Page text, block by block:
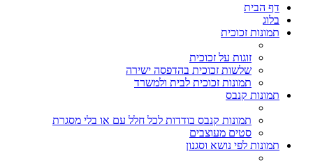
דף הבית
בלוג
תמונות זכוכית
זוגות על זכוכית
שלשות זכוכית בהדפסה ישירה
תמונות זכוכית לבית ולמשרד
תמונות קנבס
תמונות קנבס בודדות לכל חלל עם או בלי מסגרת
סטים מעוצבים
תמונות לפי נושא וסגנון